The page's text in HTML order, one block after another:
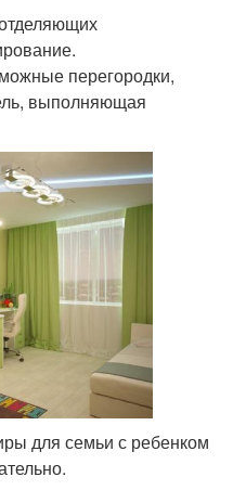
перегородки,
выполняющая
для семьи с ребенком